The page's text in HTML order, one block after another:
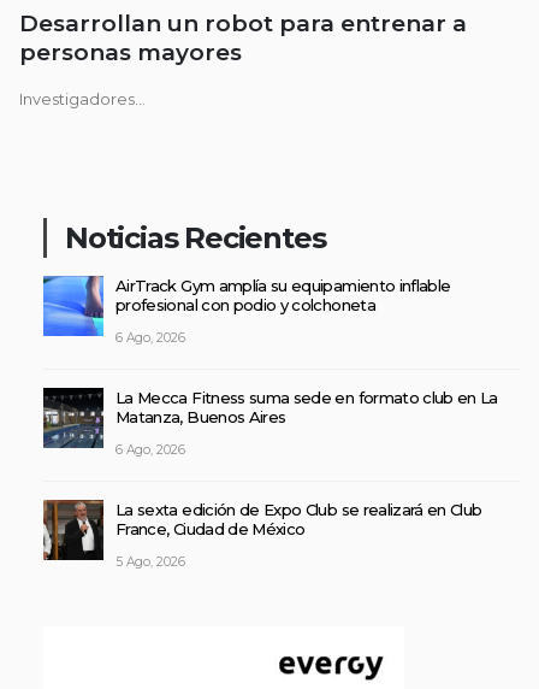
Desarrollan un robot para entrenar a
personas mayores
Investigadores...
Noticias Recientes
AirTrack Gym amplía su equipamiento inflable
profesional con podio y colchoneta
6 Ago, 2026
La Mecca Fitness suma sede en formato club en La
Matanza, Buenos Aires
6 Ago, 2026
La sexta edición de Expo Club se realizará en Club
France, Ciudad de México
5 Ago, 2026